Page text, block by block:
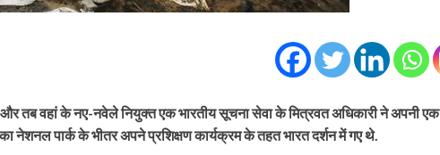
और तब वहां के नए-नवेले नियुक्त एक भारतीय सूचना सेवा के मित्रवत अधिकारी ने अपनी एक
नेशनल पार्क के भीतर अपने प्रशिक्षण कार्यक्रम के तहत भारत दर्शन में गए थे.